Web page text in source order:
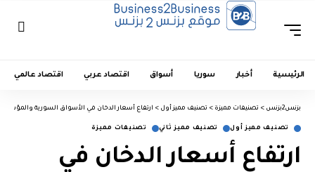
الرئيسية أخبار سوريا أسواق اقتصاد عربي اقتصاد عالمي
بزنس2بزنس > تصنيفات مميزة > تصنيف مميز أول > ارتفاع أسعار الدخان في الأسواق السورية
تصنيف مميز أول تصنيف مميز ثاني تصنيفات مميزة
ارتفاع أسعار الدخان في